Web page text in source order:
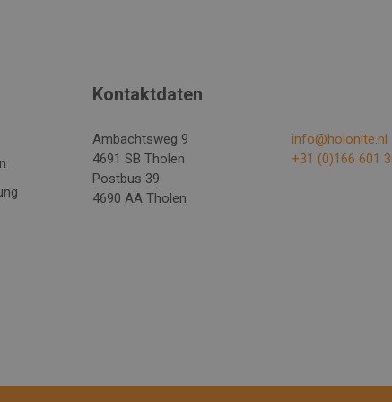
Kontaktdaten
Ambachtsweg 9
4691 SB Tholen
Postbus 39
4690 AA Tholen
info@holonite.nl
+31 (0)166 601